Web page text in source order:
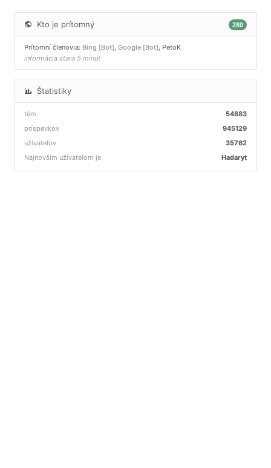
Kto je prítomný 280
Prítomní členovia: Bing [Bot] Google [Bot] PetoK
informácia stará 5 minút
Štatistiky
54883
tém
945129
príspevkov
35762
užívateľov
Najnovším užívateľom je
Hadaryt